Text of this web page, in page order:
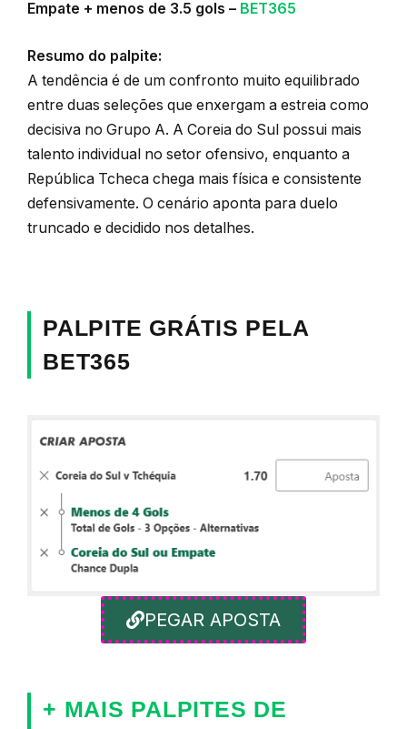
Empate + menos de 3.5 gols – BET365
Resumo do palpite:
A tendência é de um confronto muito equilibrado
entre duas seleções que enxergam a estreia como
decisiva no Grupo A. A Coreia do Sul possui mais
talento individual no setor ofensivo, enquanto a
República Tcheca chega mais física e consistente
defensivamente. O cenário aponta para duelo
truncado e decidido nos detalhes.
PALPITE GRÁTIS PELA
BET365
PEGAR APOSTA
+ MAIS PALPITES DE